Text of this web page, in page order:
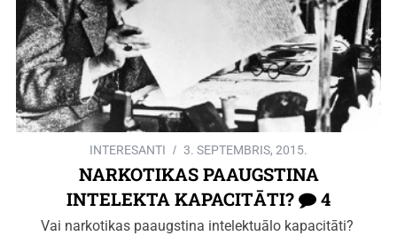
INTERESANTI 3. SEPTEMBRIS, 2015.
NARKOTIKAS PAAUGSTINA
INTELEKTA KAPACITĀTI?
4
Vai narkotikas paaugstina intelektuālo kapacitāti?